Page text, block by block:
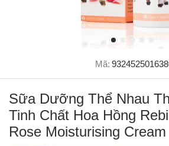
Mã:
Sữa Dưỡng Thể Nhau
Tinh Chất Hoa Hồng
Rose Moisturising Cream